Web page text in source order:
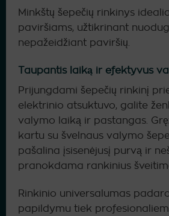
Minkštų šepečių rinkinys
paviršiams, užtikrinant
nepažeidžiant paviršių.
Taupantis laiką ir efektyvus
Prijungdami šepečių rinkinį
elektrinio atsuktuvo, galite
valymo laiką ir pastangas.
kartu su švelnaus valymo
pašalina įsisenėjusį purvą ir
pranokdama rankinius
Rinkinio universalumas
papildymu tiek